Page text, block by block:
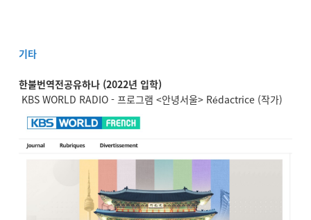
기타
한불번역전공유하나 (2022년 입학)
KBS WORLD RADIO - 프로그램 <안녕서울> Rédactrice (작가)